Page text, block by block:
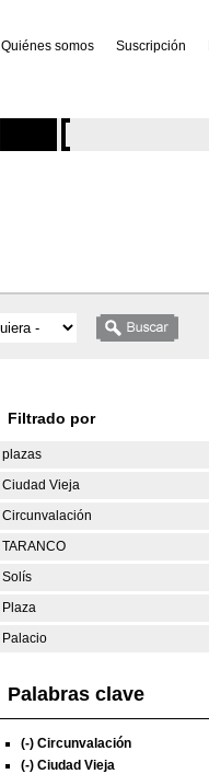
Quiénes somos Suscripción
Filtrado por
plazas
Ciudad Vieja
Circunvalación
TARANCO
Solís
Plaza
Palacio
Palabras clave
(-) Circunvalación
(-) Ciudad Vieja